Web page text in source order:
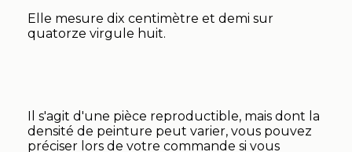
Elle mesure dix centimètre et demi sur
quatorze virgule huit.
Il s'agit d'une pièce reproductible, mais dont la
densité de peinture peut varier, vous pouvez
préciser lors de votre commande si vous